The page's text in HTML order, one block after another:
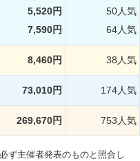
5,520円
7,590円
50人気
64人気
8,460円 38人気
73,010円 174人気
269,670円 753人気
ず主催者発表のものと照合し